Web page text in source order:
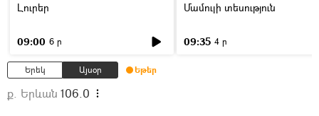
Լուրեր
09:00 6 ր
Մամուլի տեսություն
09:35 4 ր
Երեկ Այսօր Եթեր
ք. Երևան 106.0